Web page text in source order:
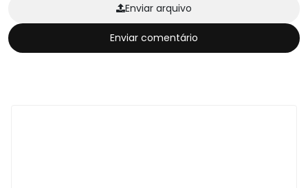
Enviar arquivo
Enviar comentário